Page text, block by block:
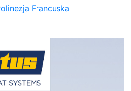
Francuska